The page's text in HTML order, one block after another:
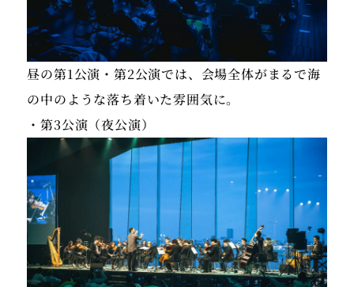
昼の第1公演・第2公演では、会場全体がまるで海
の中のような落ち着いた雰囲気に。
・第3公演（夜公演）